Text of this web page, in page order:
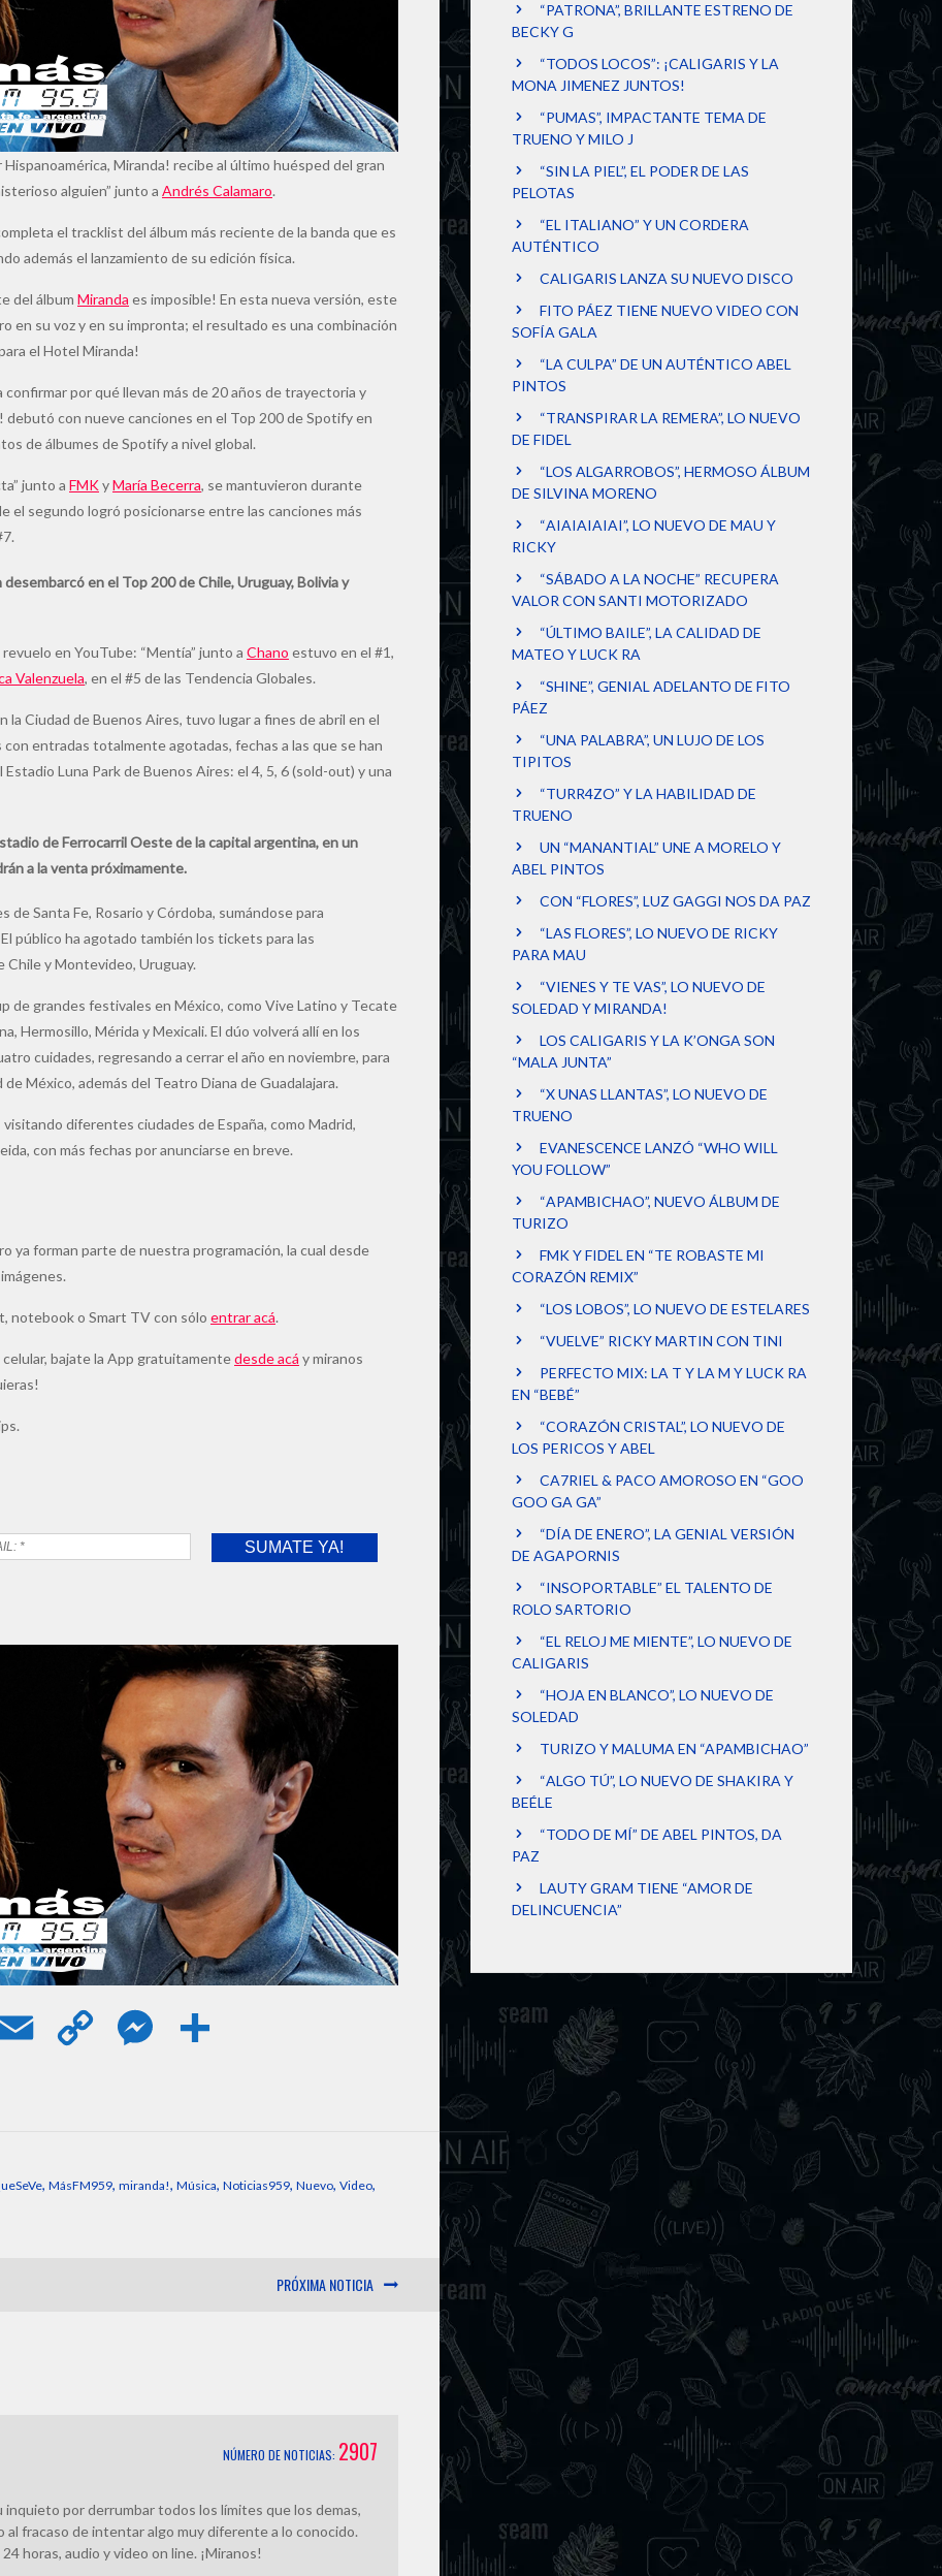
Miranda! recibe al último huésped del gran
alguien” junto a Andrés Calamaro.
el tracklist del álbum más reciente de la banda que es
además el lanzamiento de su edición física.
del álbum Miranda es imposible! En esta nueva versión, este
en su voz y en su impronta; el resultado es una combinación
el Hotel Miranda!
por qué llevan más de 20 años de trayectoria y
con nueve canciones en el Top 200 de Spotify en
de álbumes de Spotify a nivel global.
junto a FMKyMaría Becerra, se mantuvieron durante
el segundo logró posicionarse entre las canciones más
en el Top 200 de Chile, Uruguay, Bolivia y
en YouTube: “Mentía” junto a Chano estuvo en el #1,
Valenzuela, en el #5 de las Tendencia Globales.
Ciudad de Buenos Aires, tuvo lugar a fines de abril en el
entradas totalmente agotadas, fechas a las que se han
Luna Park de Buenos Aires: el 4, 5, 6 (sold-out) y una
de Ferrocarril Oeste de la capital argentina, en un
a la venta próximamente.
Santa Fe, Rosario y Córdoba, sumándose para
público ha agotado también los tickets para las
y Montevideo, Uruguay.
de grandes festivales en México, como Vive Latino y Tecate
Hermosillo, Mérida y Mexicali. El dúo volverá allí en los
cuidades, regresando a cerrar el año en noviembre, para
México, además del Teatro Diana de Guadalajara.
diferentes ciudades de España, como Madrid,
con más fechas por anunciarse en breve.
ya forman parte de nuestra programación, la cual desde
notebook o Smart TV con sólo entrar acá.
bajate la App gratuitamentedesde acá y miranos
i y s r
, MásFM959, miranda!, Música, Noticias959, Nuevo, Video,
PRÓXIMA NOTICIA
NÚMERO DE NOTICIAS: 2907
inquieto por derrumbar todos los límites que los demas,
al fracaso de intentar algo muy diferente a lo conocido.
horas, audio y video on line. ¡Miranos!
“PATRONA”, BRILLANTE ESTRENO DE
BECKY G
“TODOS LOCOS”: ¡CALIGARIS Y LA
MONA JIMENEZ JUNTOS!
“PUMAS”, IMPACTANTE TEMA DE
TRUENO Y MILO J
“SIN LA PIEL”, EL PODER DE LAS
PELOTAS
“EL ITALIANO” Y UN CORDERA
AUTÉNTICO
CALIGARIS LANZA SU NUEVO DISCO
FITO PÁEZ TIENE NUEVO VIDEO CON
SOFÍA GALA
“LA CULPA” DE UN AUTÉNTICO ABEL
PINTOS
“TRANSPIRAR LA REMERA”, LO NUEVO
DE FIDEL
“LOS ALGARROBOS”, HERMOSO ÁLBUM
DE SILVINA MORENO
“AIAIAIAIAI”, LO NUEVO DE MAU Y
RICKY
“SÁBADO A LA NOCHE” RECUPERA
VALOR CON SANTI MOTORIZADO
“ÚLTIMO BAILE”, LA CALIDAD DE
MATEO Y LUCK RA
“SHINE”, GENIAL ADELANTO DE FITO
PÁEZ
“UNA PALABRA”, UN LUJO DE LOS
TIPITOS
“TURR4ZO” Y LA HABILIDAD DE
TRUENO
UN “MANANTIAL” UNE A MORELO Y
ABEL PINTOS
CON “FLORES”, LUZ GAGGI NOS DA PAZ
“LAS FLORES”, LO NUEVO DE RICKY
PARA MAU
“VIENES Y TE VAS”, LO NUEVO DE
SOLEDAD Y MIRANDA!
LOS CALIGARIS Y LA K’ONGA SON
“MALA JUNTA”
“X UNAS LLANTAS”, LO NUEVO DE
TRUENO
EVANESCENCE LANZÓ “WHO WILL
YOU FOLLOW”
“APAMBICHAO”, NUEVO ÁLBUM DE
TURIZO
FMK Y FIDEL EN “TE ROBASTE MI
CORAZÓN REMIX”
“LOS LOBOS”, LO NUEVO DE ESTELARES
“VUELVE” RICKY MARTIN CON TINI
PERFECTO MIX: LA T Y LA M Y LUCK RA
EN “BEBÉ”
“CORAZÓN CRISTAL”, LO NUEVO DE
LOS PERICOS Y ABEL
CA7RIEL & PACO AMOROSO EN “GOO
GOO GA GA”
“DÍA DE ENERO”, LA GENIAL VERSIÓN
DE AGAPORNIS
“INSOPORTABLE” EL TALENTO DE
ROLO SARTORIO
“EL RELOJ ME MIENTE”, LO NUEVO DE
CALIGARIS
“HOJA EN BLANCO”, LO NUEVO DE
SOLEDAD
TURIZO Y MALUMA EN “APAMBICHAO”
“ALGO TÚ”, LO NUEVO DE SHAKIRA Y
BEÉLE
“TODO DE MÍ” DE ABEL PINTOS, DA
PAZ
LAUTY GRAM TIENE “AMOR DE
DELINCUENCIA”